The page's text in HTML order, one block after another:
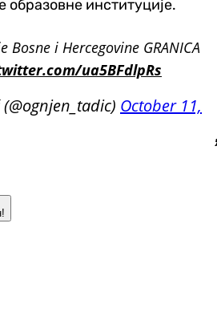
образовне институције.
Bosne i Hercegovine GRANICA
ua5BFdlpRs
October 11,